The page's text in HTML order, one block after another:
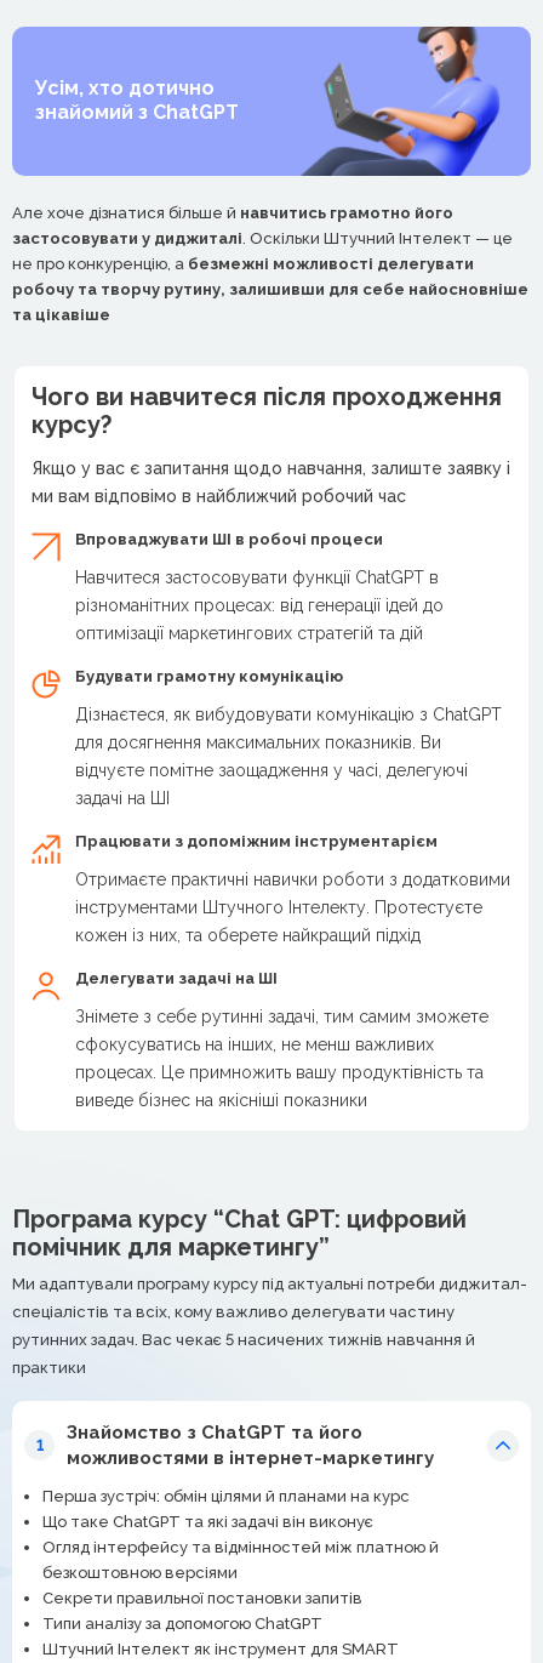
Усім, хто дотично
знайомий з ChatGPT
Але хоче дізнатися більше й навчитись грамотно його
застосовувати у диджиталі . Оскільки Штучний Інтелект — це
не про конкуренцію, а безмежні можливості делегувати
робочу та творчу рутину, залишивши для себе найосновніше
та цікавіше
Чого ви навчитеся після проходження
курсу?
Якщо у вас є запитання щодо навчання, залиште заявку і
ми вам відповімо в найближчий робочий час
Впроваджувати ШІ в робочі процеси
Навчитеся застосовувати функції ChatGPT в
різноманітних процесах: від генерації ідей до
оптимізації маркетингових стратегій та дій
Будувати грамотну комунікацію
Дізнаєтеся, як вибудовувати комунікацію з ChatGPT
для досягнення максимальних показників. Ви
відчуєте помітне заощадження у часі, делегуючі
задачі на ШІ
Працювати з допоміжним інструментарієм
Отримаєте практичні навички роботи з додатковими
інструментами Штучного Інтелекту. Протестуєте
кожен із них, та оберете найкращий підхід
Делегувати задачі на ШІ
Знімете з себе рутинні задачі, тим самим зможете
сфокусуватись на інших, не менш важливих
процесах. Це примножить вашу продуктівність та
виведе бізнес на якісніші показники
Програма курсу “Chat GPT: цифровий
помічник для маркетингу”
Ми адаптували програму курсу під актуальні потреби диджитал-
спеціалістів та всіх, кому важливо делегувати частину
рутинних задач. Вас чекає 5 насичених тижнів навчання й
практики
1
Знайомство з ChatGPT та його
можливостями в інтернет-маркетингу
Перша зустріч: обмін цілями й планами на курс
Що таке ChatGPT та які задачі він виконує
Огляд інтерфейсу та відмінностей між платною й
безкоштовною версіями
Секрети правильної постановки запитів
Типи аналізу за допомогою ChatGPT
Штучний Інтелект як інструмент для SMART